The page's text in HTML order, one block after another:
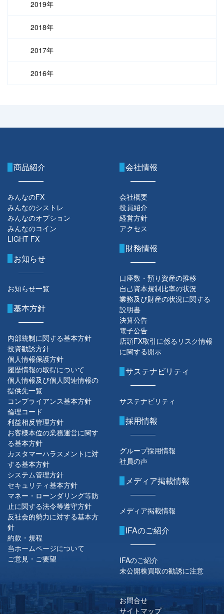
2019年
2018年
2017年
2016年
商品紹介
みんなのFX
みんなのシストレ
みんなのオプション
みんなのコイン
LIGHT FX
お知らせ
お知らせ一覧
会社情報
会社概要
役員紹介
経営方針
アクセス
財務情報
口座数・預り資産の推移
自己資本規制比率の状況
業務及び財産の状況に関する
説明書
決算公告
電子公告
店頭FX取引に係るリスク情報
に関する開示
基本方針
内部統制に関する基本方針
投資勧誘方針
個人情報保護方針
履歴情報の取得について
個人情報及び個人関連情報の
提供先一覧
コンプライアンス基本方針
倫理コード
利益相反管理方針
お客様本位の業務運営に関す
る基本方針
カスタマーハラスメントに対
する基本方針
システム管理方針
セキュリティ基本方針
マネー・ローンダリング等防
止に関する法令等遵守方針
反社会的勢力に対する基本方
針
約款・規程
当ホームページについて
ご意見・ご要望
サステナビリティ
サステナビリティ
採用情報
グループ採用情報
社員の声
メディア掲載情報
メディア掲載情報
IFAのご紹介
IFAのご紹介
未公開株買取の勧誘に注意
お問合せ
サイトマップ